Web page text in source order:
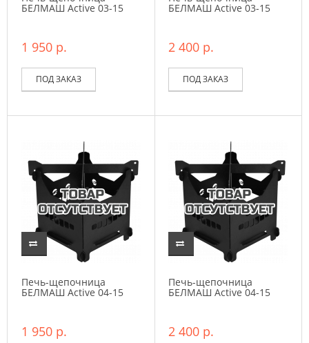
БЕЛМАШ Active 03-15
1 950 р.
ПОД ЗАКАЗ
БЕЛМАШ Active 03-15
2 400 р.
ПОД ЗАКАЗ
Печь-щепочница
БЕЛМАШ Active 04-15
1 950 р.
Печь-щепочница
БЕЛМАШ Active 04-15
2 400 р.